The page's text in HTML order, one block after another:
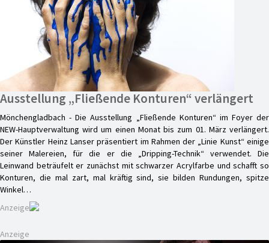
Ausstellung „Fließende Konturen“ verlängert
Mönchengladbach - Die Ausstellung „Fließende Konturen“ im Foyer der
NEW-Hauptverwaltung wird um einen Monat bis zum 01. März verlängert.
Der Künstler Heinz Lanser präsentiert im Rahmen der „Linie Kunst“ einige
seiner Malereien, für die er die „Dripping-Technik“ verwendet. Die
Leinwand beträufelt er zunächst mit schwarzer Acrylfarbe und schafft so
Konturen, die mal zart, mal kräftig sind, sie bilden Rundungen, spitze
Winkel…
Anzeige
Anzeige